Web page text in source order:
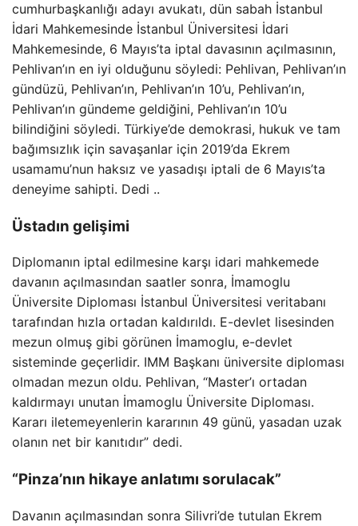
cumhurbaşkanlığı adayı avukatı, dün sabah İstanbul
İdari Mahkemesinde İstanbul Üniversitesi İdari
Mahkemesinde, 6 Mayıs’ta iptal davasının açılmasının,
Pehlivan’ın en iyi olduğunu söyledi: Pehlivan, Pehlivan’ın
gündüzü, Pehlivan’ın, Pehlivan’ın 10’u, Pehlivan’ın,
Pehlivan’ın gündeme geldiğini, Pehlivan’ın 10’u
bilindiğini söyledi. Türkiye’de demokrasi, hukuk ve tam
bağımsızlık için savaşanlar için 2019’da Ekrem
usamamu’nun haksız ve yasadışı iptali de 6 Mayıs’ta
deneyime sahipti. Dedi ..
Üstadın gelişimi
Diplomanın iptal edilmesine karşı idari mahkemede
davanın açılmasından saatler sonra, İmamoglu
Üniversite Diploması İstanbul Üniversitesi veritabanı
tarafından hızla ortadan kaldırıldı. E-devlet lisesinden
mezun olmuş gibi görünen İmamoglu, e-devlet
sisteminde geçerlidir. IMM Başkanı üniversite diploması
olmadan mezun oldu. Pehlivan, “Master’ı ortadan
kaldırmayı unutan İmamoglu Üniversite Diploması.
Kararı iletemeyenlerin kararının 49 günü, yasadan uzak
olanın net bir kanıtıdır” dedi.
“Pinza’nın hikaye anlatımı sorulacak”
Davanın açılmasından sonra Silivri’de tutulan Ekrem